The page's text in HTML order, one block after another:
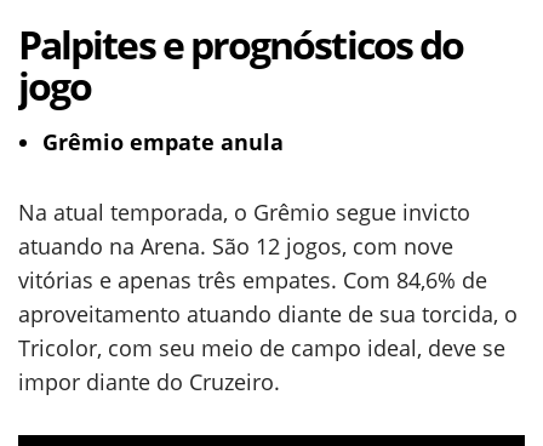
Palpites e prognósticos do
jogo
Grêmio empate anula
Na atual temporada, o Grêmio segue invicto
atuando na Arena. São 12 jogos, com nove
vitórias e apenas três empates. Com 84,6% de
aproveitamento atuando diante de sua torcida, o
Tricolor, com seu meio de campo ideal, deve se
impor diante do Cruzeiro.